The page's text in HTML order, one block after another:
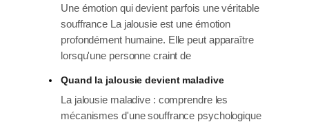
Une émotion qui devient parfois une véritable
souffrance La jalousie est une émotion
profondément humaine. Elle peut apparaître
lorsqu'une personne craint de
Quand la jalousie devient maladive
La jalousie maladive : comprendre les
mécanismes d'une souffrance psychologique